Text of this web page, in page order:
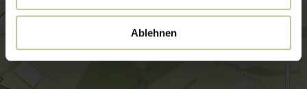
Ablehnen